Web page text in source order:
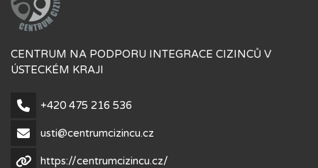
CENTRUM NA PODPORU INTEGRACE CIZINCŮ V
ÚSTECKÉM KRAJI
+420 475 216 536
usti@centrumcizincu.cz
https://centrumcizincu.cz/